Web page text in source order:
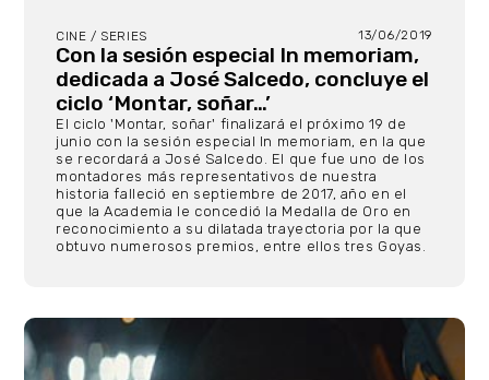
CINE / SERIES 13/06/2019
Con la sesión especial In memoriam,
dedicada a José Salcedo, concluye el
ciclo ‘Montar, soñar…’
El ciclo 'Montar, soñar' finalizará el próximo 19 de
junio con la sesión especial In memoriam, en la que
se recordará a José Salcedo. El que fue uno de los
montadores más representativos de nuestra
historia falleció en septiembre de 2017, año en el
que la Academia le concedió la Medalla de Oro en
reconocimiento a su dilatada trayectoria por la que
obtuvo numerosos premios, entre ellos tres Goyas.